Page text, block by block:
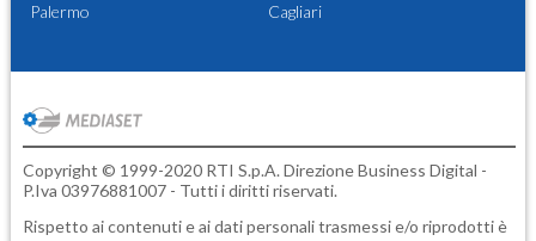
Palermo Cagliari
Copyright © 1999-2020 RTI S.p.A. Direzione Business Digital -
P.Iva 03976881007 - Tutti i diritti riservati.
Rispetto ai contenuti e ai dati personali trasmessi e/o riprodotti è